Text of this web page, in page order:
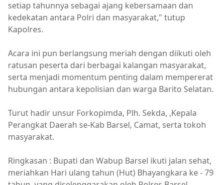
setiap tahunnya sebagai ajang kebersamaan dan
kedekatan antara Polri dan masyarakat," tutup
Kapolres.
Acara ini pun berlangsung meriah dengan diikuti oleh
ratusan peserta dari berbagai kalangan masyarakat,
serta menjadi momentum penting dalam mempererat
hubungan antara kepolisian dan warga Barito Selatan.
Turut hadir unsur Forkopimda, Plh. Sekda, ,Kepala
Perangkat Daerah se-Kab Barsel, Camat, serta tokoh
masyarakat.
Ringkasan : Bupati dan Wabup Barsel ikuti jalan sehat,
meriahkan Hari ulang tahun (Hut) Bhayangkara ke - 79